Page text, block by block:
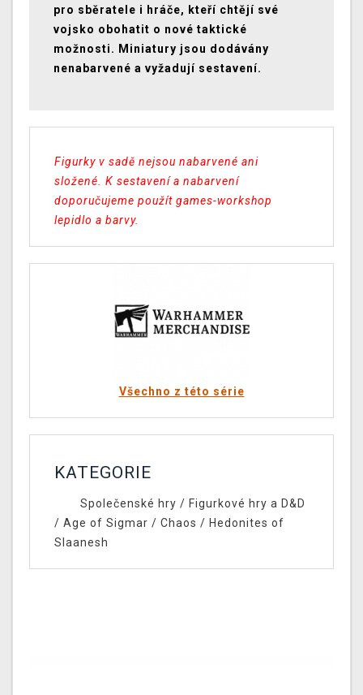
pro sběratele i hráče, kteří chtějí své
vojsko obohatit o nové taktické
možnosti. Miniatury jsou dodávány
nenabarvené a vyžadují sestavení.
Figurky v sadě nejsou nabarvené ani
složené. K sestavení a nabarvení
doporučujeme použít games-workshop
lepidlo a barvy.
Všechno z této série
KATEGORIE
Společenské hry / Figurkové hry a D&D
/ Age of Sigmar / Chaos / Hedonites of
Slaanesh